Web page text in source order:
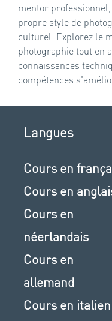
mentor
propre style de
culturel. Explorez le
photographie tout en
connaissances
compétences
Langues
Cours en
Cours en
Cours en
néerlandais
Cours en
allemand
Cours en italien